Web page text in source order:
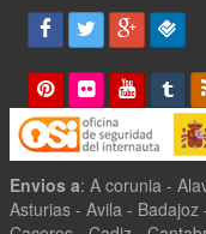
Envios a: A corunia -
Asturias - Avila -